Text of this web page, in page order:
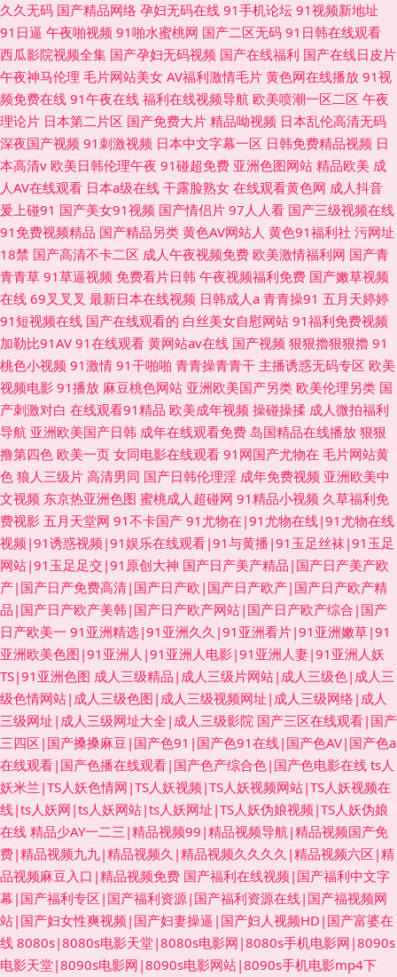
久久无码 国产精品网络 孕妇无码在线 91手机论坛 91视频新地址
91日逼 午夜啪视频 91啪水蜜桃网 国产二区无码 91日韩在线观看
西瓜影院视频全集 国产孕妇无码视频 国产在线福利 国产在线日皮片
午夜神马伦理 毛片网站美女 AV福利激情毛片 黄色网在线播放 91视
频免费在线 91午夜在线 福利在线视频导航 欧美喷潮一区二区 午夜
理论片 日本第二片区 国产免费大片 精品呦视频 日本乱伦高清无码
深夜国产视频 91刺激视频 日本中文字幕一区 日韩免费精品视频 日
本高清v 欧美日韩伦理午夜 91碰超免费 亚洲色图网站 精品欧美 成
人AV在线观看 日本a级在线 干露脸熟女 在线观看黄色网 成人抖音
爰上碰91 国产美女91视频 国产情侣片 97人人看 国产三级视频在线
91免费视频精品 国产精品另类 黄色AV网站人 黄色91福利社 污网址
18禁 国产高清不卡二区 成人午夜视频免费 欧美激情福利网 国产青
青青草 91草逼视频 免费看片日韩 午夜视频福利免费 国产嫩草视频
在线 69叉叉叉 最新日本在线视频 日韩成人a 青青操91 五月天婷婷
91短视频在线 国产在线观看的 白丝美女自慰网站 91福利免费视频
加勒比91AV 91在线观看 黄网站av在线 国产视频 狠狠擼狠狠擼 91
桃色小视频 91激情 91干啪啪 青青操青青干 主播诱惑无码专区 欧美
视频电影 91播放 麻豆桃色网站 亚洲欧美国产另类 欧美伦理另类 国
产刺激对白 在线观看91精品 欧美成年视频 操碰操揉 成人微拍福利
导航 亚洲欧美国产日韩 成年在线观看免费 岛国精品在线播放 狠狠
撸第四色 欧美一页 女同电影在线观看 91网国产尤物在 毛片网站黄
色 狼人三级片 高清男同 国产日韩伦理淫 成年免费视频 亚洲欧美中
文视频 东京热亚洲色图 蜜桃成人超碰网 91精品小视频 久草福利免
费视影 五月天堂网 91不卡国产 91尤物在|91尤物在线|91尤物在线
视频|91诱惑视频|91娱乐在线观看|91与黄播|91玉足丝袜|91玉足
网站|91玉足足交|91原创大神 国产日产美产精品|国产日产美产欧
产|国产日产免费高清|国产日产欧|国产日产欧产|国产日产欧产精
品|国产日产欧产美韩|国产日产欧产网站|国产日产欧产综合|国产
日产欧美一 91亚洲精选|91亚洲久久|91亚洲看片|91亚洲嫩草|91
亚洲欧美色图|91亚洲人|91亚洲人电影|91亚洲人妻|91亚洲人妖
TS|91亚洲色图 成人三级精品|成人三级片网站|成人三级色|成人三
级色情网站|成人三级色图|成人三级视频网址|成人三级网络|成人
三级网址|成人三级网址大全|成人三级影院 国产三区在线观看|国产
三四区|国产搡搡麻豆|国产色91|国产色91在线|国产色AV|国产色a
在线观看|国产色播在线观看|国产色产综合色|国产色电影在线 ts人
妖米兰|TS人妖色情网|TS人妖视频|TS人妖视频网站|TS人妖视频在
线|ts人妖网|ts人妖网站|ts人妖网址|TS人妖伪娘视频|TS人妖伪娘
在线 精品少AY一二三|精品视频99|精品视频导航|精品视频国产免
费|精品视频九九|精品视频久|精品视频久久久久|精品视频六区|精
品视频麻豆入口|精品视频免费 国产福利在线视频|国产福利中文字
幕|国产福利专区|国产福利资源|国产福利资源在线|国产福视频网
站|国产妇女性爽视频|国产妇妻操逼|国产妇人视频HD|国产富婆在
线 8080s|8080s电影天堂|8080s电影网|8080s手机电影网|8090s
电影天堂|8090s电影网|8090s电影网站|8090s手机电影mp4下